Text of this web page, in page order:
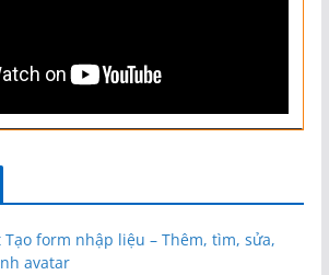
form nhập liệu – Thêm, tìm, sửa,
avatar